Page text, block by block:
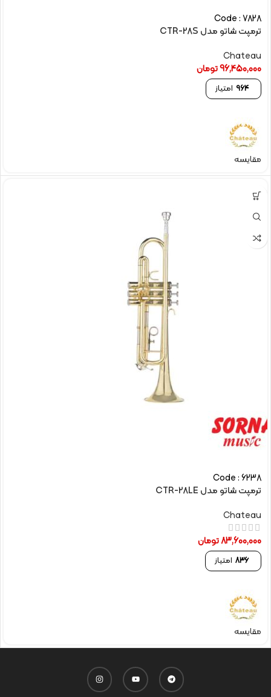
Code : 7828
ترمپت شاتو مدل CTR-28S
Chateau
96,450,000تومان
964 امتیاز
مقایسه
Code : 6238
ترمپت شاتو مدل CTR-28LE
Chateau
83,600,000تومان
836 امتیاز
مقایسه